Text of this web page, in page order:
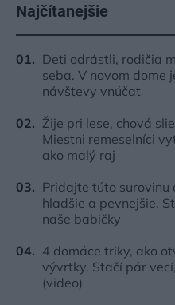
Najčítanejšie
Deti odrástli, rodičia
seba. V novom dome
návštevy vnúčat
Žije pri lese, chová
Miestni remeselníci
ako malý raj
Pridajte túto surovinu
hladšie a pevnejšie.
naše babičky
4 domáce triky, ako
vývrtky. Stačí pár
(video)